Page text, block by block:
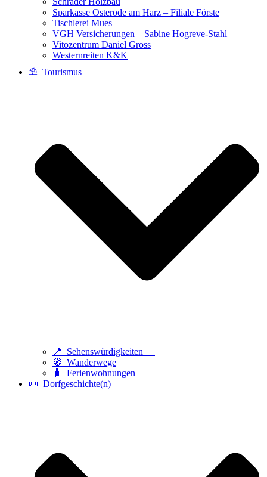
Sparkasse Osterode am Harz – Filiale Förste
Tischlerei Mues
VGH Versicherungen – Sabine Hogreve-Stahl
Vitozentrum Daniel Gross
Westernreiten K&K
⛱️ Tourismus
📍 Sehenswürdigkeiten
🧭 Wanderwege
🧳 Ferienwohnungen
📜 Dorfgeschichte(n)